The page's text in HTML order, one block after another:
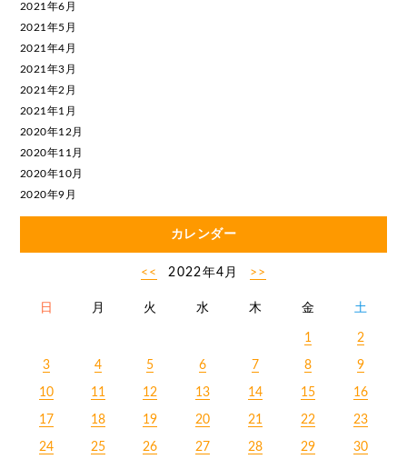
2021年6月
2021年5月
2021年4月
2021年3月
2021年2月
2021年1月
2020年12月
2020年11月
2020年10月
2020年9月
カレンダー
<< 2022年4月 >>
日 月 火 水 木 金 土
1 2
3 4 5 6 7 8 9
10 11 12 13 14 15 16
17 18 19 20 21 22 23
24 25 26 27 28 29 30